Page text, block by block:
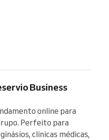
Business
online para
Perfeito para
clínicas médicas,